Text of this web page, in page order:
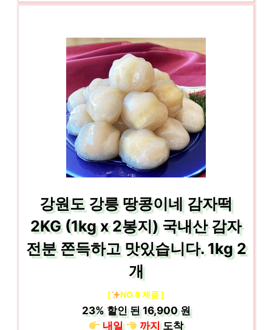
강원도 강릉 땅콩이네 감자떡
2KG (1kg x 2봉지) 국내산 감자
전분 쫀득하고 맛있습니다. 1kg 2
개
[ NO.8 제품 ]
23%할인 된16,900 원
내일
까지도착